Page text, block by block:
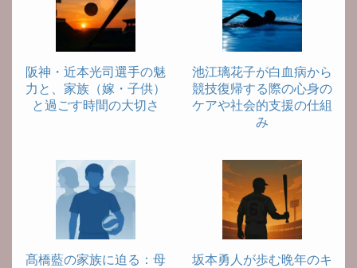
阪神・近本光司選手の魅
力と、家族（嫁・子供）
と過ごす時間の大切さ
池江璃花子が白血病から
競技復帰する際の心身の
ケアや社会的支援の仕組
み
髙橋藍の家族に迫る：母
坂本勇人が歩む晩年のキ